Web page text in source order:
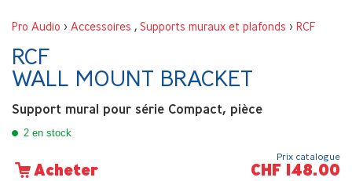
Pro Audio > Accessoires , Supports muraux et plafonds > RCF
RCF
WALL MOUNT BRACKET
Support mural pour série Compact, pièce
2 en stock
Acheter
Prix catalogue
CHF 148.00